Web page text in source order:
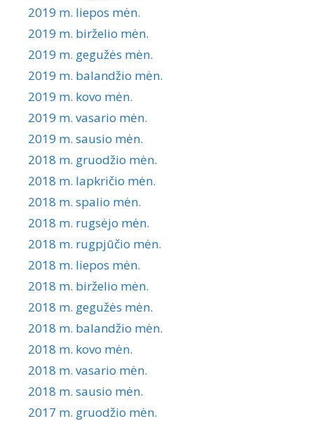
2019 m. liepos mėn.
2019 m. birželio mėn.
2019 m. gegužės mėn.
2019 m. balandžio mėn.
2019 m. kovo mėn.
2019 m. vasario mėn.
2019 m. sausio mėn.
2018 m. gruodžio mėn.
2018 m. lapkričio mėn.
2018 m. spalio mėn.
2018 m. rugsėjo mėn.
2018 m. rugpjūčio mėn.
2018 m. liepos mėn.
2018 m. birželio mėn.
2018 m. gegužės mėn.
2018 m. balandžio mėn.
2018 m. kovo mėn.
2018 m. vasario mėn.
2018 m. sausio mėn.
2017 m. gruodžio mėn.